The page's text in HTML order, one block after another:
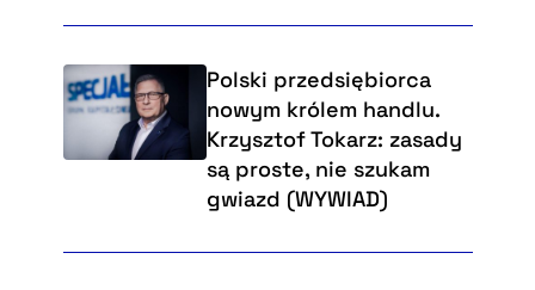
Polski przedsiębiorca
nowym królem handlu.
Krzysztof Tokarz: zasady
są proste, nie szukam
gwiazd (WYWIAD)